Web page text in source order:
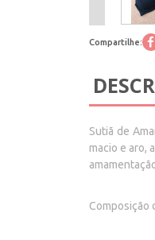
Compartilhe:
Sutiã de
macio e aro,
Composição